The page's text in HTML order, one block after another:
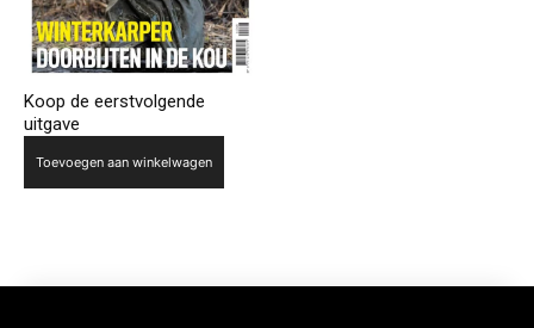
Koop de eerstvolgende
uitgave
Toevoegen aan winkelwagen